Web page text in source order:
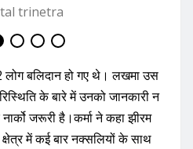
बलिदान हो गए थे। लखमा उस
के बारे में उनको जानकारी न
जरूरी है।कर्मा ने कहा झीरम
में कई बार नक्सलियों के साथ